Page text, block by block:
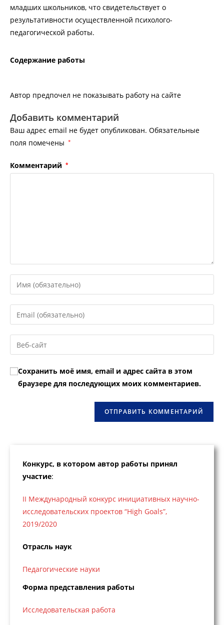
младших школьников, что свидетельствует о
результативности осуществленной психолого-
педагогической работы.
Содержание работы
Автор предпочел не показывать работу на сайте
Добавить комментарий
Ваш адрес email не будет опубликован. Обязательные
поля помечены *
Комментарий *
Введите
свое
имя
или
пользователя,
чтобы
прокомментировать
Введите
свой
email-
адрес,
прокомментировать
Введите
URL
вашего
веб-
сайта
Сохранить моё имя, email и адрес сайта в этом
браузере для последующих моих комментариев.
Конкурс, в котором автор работы принял
участие:
II Международный конкурс инициативных научно-
исследовательских проектов “High Goals”,
2019/2020
Отрасль наук
Педагогические науки
Форма представления работы
Исследовательская работа